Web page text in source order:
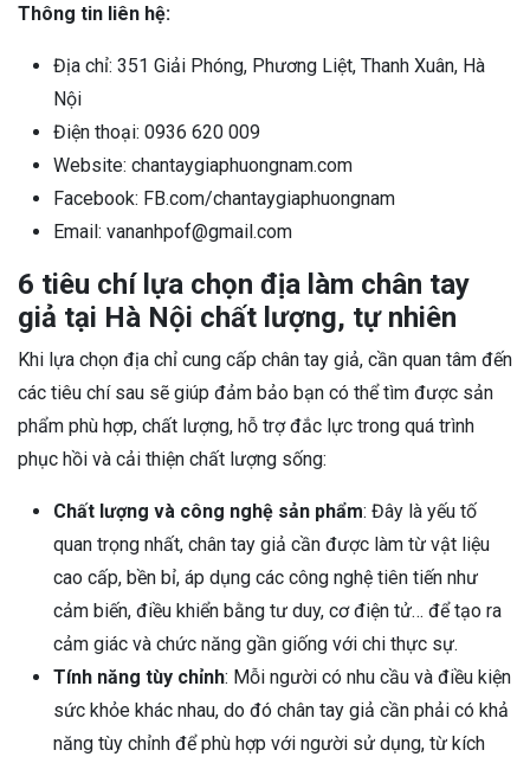
Thông tin liên hệ:
Địa chỉ: 351 Giải Phóng, Phương Liệt, Thanh Xuân, Hà
Nội
Điện thoại: 0936 620 009
Website: chantaygiaphuongnam.com
Facebook: FB.com/chantaygiaphuongnam
Email: vananhpof@gmail.com
6 tiêu chí lựa chọn địa làm chân tay
giả tại Hà Nội chất lượng, tự nhiên
Khi lựa chọn địa chỉ cung cấp chân tay giả, cần quan tâm đến
các tiêu chí sau sẽ giúp đảm bảo bạn có thể tìm được sản
phẩm phù hợp, chất lượng, hỗ trợ đắc lực trong quá trình
phục hồi và cải thiện chất lượng sống:
Chất lượng và công nghệ sản phẩm: Đây là yếu tố
quan trọng nhất, chân tay giả cần được làm từ vật liệu
cao cấp, bền bỉ, áp dụng các công nghệ tiên tiến như
cảm biến, điều khiển bằng tư duy, cơ điện tử… để tạo ra
cảm giác và chức năng gần giống với chi thực sự.
Tính năng tùy chỉnh: Mỗi người có nhu cầu và điều kiện
sức khỏe khác nhau, do đó chân tay giả cần phải có khả
năng tùy chỉnh để phù hợp với người sử dụng, từ kích